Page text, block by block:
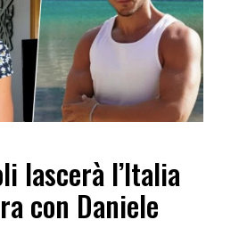
lascerà l’Italia
con Daniele